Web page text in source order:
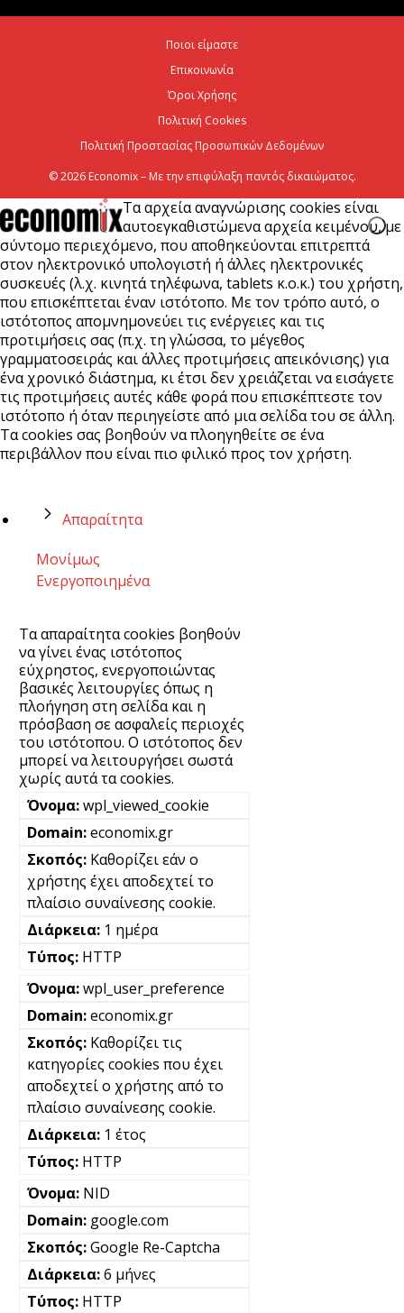
6 Αυγούστου 2026
Viohalco: Ισχυρές επιδόσεις το πρώτο εξάμηνο του
Ποιοι είμαστε
Επικοινωνία
Όροι Χρήσης
Πολιτική Cookies
Πολιτική Προστασίας Προσωπικών Δεδομένων
© 2026 Economix – Με την επιφύλαξη παντός δικαιώματος.
Τα αρχεία αναγνώρισης cookies είναι
αυτοεγκαθιστώμενα αρχεία κειμένου, με
σύντομο περιεχόμενο, που αποθηκεύονται επιτρεπτά
στον ηλεκτρονικό υπολογιστή ή άλλες ηλεκτρονικές
συσκευές (λ.χ. κινητά τηλέφωνα, tablets κ.ο.κ.) του χρήστη,
που επισκέπτεται έναν ιστότοπο. Με τον τρόπο αυτό, ο
ιστότοπος απομνημονεύει τις ενέργειες και τις
προτιμήσεις σας (π.χ. τη γλώσσα, το μέγεθος
γραμματοσειράς και άλλες προτιμήσεις απεικόνισης) για
ένα χρονικό διάστημα, κι έτσι δεν χρειάζεται να εισάγετε
τις προτιμήσεις αυτές κάθε φορά που επισκέπτεστε τον
ιστότοπο ή όταν περιηγείστε από μια σελίδα του σε άλλη.
Τα cookies σας βοηθούν να πλοηγηθείτε σε ένα
περιβάλλον που είναι πιο φιλικό προς τον χρήστη.
Απαραίτητα
Μονίμως
Ενεργοποιημένα
Τα απαραίτητα cookies βοηθούν
να γίνει ένας ιστότοπος
εύχρηστος, ενεργοποιώντας
βασικές λειτουργίες όπως η
πλοήγηση στη σελίδα και η
πρόσβαση σε ασφαλείς περιοχές
του ιστότοπου. Ο ιστότοπος δεν
μπορεί να λειτουργήσει σωστά
χωρίς αυτά τα cookies.
wpl_viewed_cookie
economix.gr
Καθορίζει εάν ο
χρήστης έχει αποδεχτεί το
πλαίσιο συναίνεσης cookie.
1 ημέρα
HTTP
wpl_user_preference
economix.gr
Καθορίζει τις
κατηγορίες cookies που έχει
αποδεχτεί ο χρήστης από το
πλαίσιο συναίνεσης cookie.
1 έτος
HTTP
NID
google.com
Google Re-Captcha
6 μήνες
HTTP